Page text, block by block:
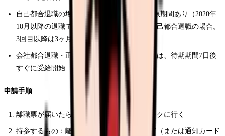
自己都合退職の場合、さらに2ヶ月の給付制限期間あり（2020年
10月以降の退職で、過去5年間に2回以内の自己都合退職の場合。
3回目以降は3ヶ月）
会社都合退職・正当理由のある自己都合退職は、待期期間7日後
すぐに受給開始
申請手順
離職票が届いたら、住所地管轄のハローワークに行く
持参するもの：離職票、マイナンバーカード（または通知カード